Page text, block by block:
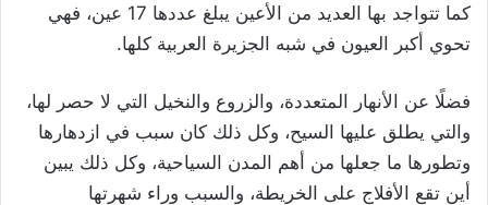
كما تتواجد بها العديد من الأعين يبلغ عددها 17 عين، فهي
تحوي أكبر العيون في شبه الجزيرة العربية كلها.
فضلًا عن الأنهار المتعددة، والزروع والنخيل التي لا حصر لها،
والتي يطلق عليها السيح، وكل ذلك كان سبب في ازدهارها
وتطورها ما جعلها من أهم المدن السياحية، وكل ذلك يبين
أين تقع الأفلاج على الخريطة، والسبب وراء شهرتها